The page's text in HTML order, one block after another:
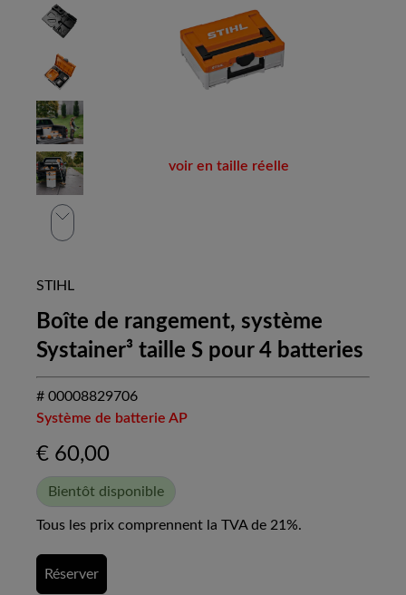
voir en taille réelle
STIHL
Boîte de rangement, système
Systainer³ taille S pour 4 batteries
# 00008829706
Système de batterie AP
€ 60,00
Bientôt disponible
Tous les prix comprennent la TVA de 21%.
Réserver